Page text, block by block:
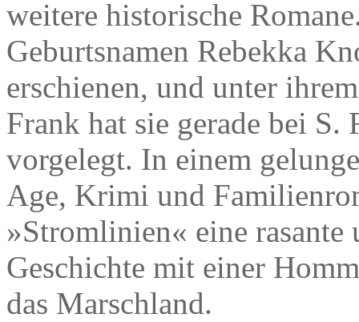
weitere historische
Geburtsnamen Rebekka
erschienen, und unter
Frank hat sie gerade bei
vorgelegt. In einem
Age, Krimi und
»Stromlinien« eine rasante
Geschichte mit einer
das Marschland.